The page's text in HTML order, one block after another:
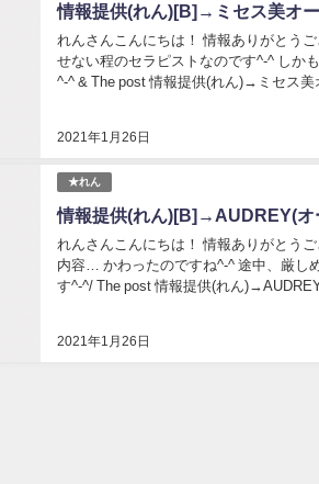
情報提供(れん)[B]→ミセス美オ
2021年1月26日
れんさんこんにちは！ 情報ありがとう
せない程のセラピストなのです^-^ しか
^-^ & The post 情報提供(れん)→ミセス美
★れん
情報提供(れん)[B]→AUDREY(オ
2021年1月26日
れんさんこんにちは！ 情報ありがとう
内容… かわったのですね^-^ 途中、厳し
す^-^/ The post 情報提供(れん